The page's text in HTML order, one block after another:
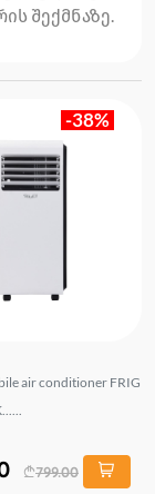
შექმნაზე.
-38%
air conditioner FRIG
799.00